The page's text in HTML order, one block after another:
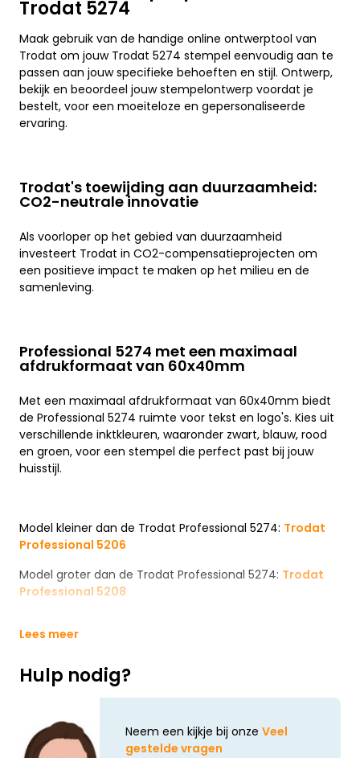
Trodat 5274
Maak gebruik van de handige online ontwerptool van
Trodat om jouw Trodat 5274 stempel eenvoudig aan te
passen aan jouw specifieke behoeften en stijl. Ontwerp,
bekijk en beoordeel jouw stempelontwerp voordat je
bestelt, voor een moeiteloze en gepersonaliseerde
ervaring.
Trodat's toewijding aan duurzaamheid:
CO2-neutrale innovatie
Als voorloper op het gebied van duurzaamheid
investeert Trodat in CO2-compensatieprojecten om
een positieve impact te maken op het milieu en de
samenleving.
Professional 5274 met een maximaal
afdrukformaat van 60x40mm
Met een maximaal afdrukformaat van 60x40mm biedt
de Professional 5274 ruimte voor tekst en logo's. Kies uit
verschillende inktkleuren, waaronder zwart, blauw, rood
en groen, voor een stempel die perfect past bij jouw
huisstijl.
Model kleiner dan de Trodat Professional 5274: Trodat
Professional 5206
Model groter dan de Trodat Professional 5274: Trodat
Professional 5208
Lees meer
Hulp nodig?
Neem een kijkje bij onze Veel
gestelde vragen